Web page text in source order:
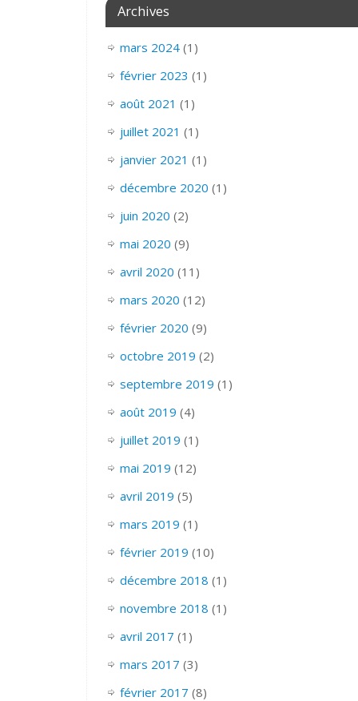
Archives
mars 2024(1)
février 2023 (1)
août 2021 (1)
juillet 2021 (1)
janvier 2021 (1)
décembre 2020 (1)
juin 2020 (2)
mai 2020 (9)
avril 2020 (11)
mars 2020 (12)
février 2020 (9)
octobre 2019 (2)
septembre 2019 (1)
août 2019 (4)
juillet 2019 (1)
mai 2019 (12)
avril 2019 (5)
mars 2019 (1)
février 2019 (10)
décembre 2018 (1)
novembre 2018 (1)
avril 2017 (1)
mars 2017 (3)
février 2017 (8)